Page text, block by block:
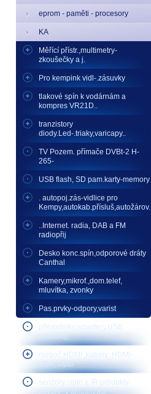
eprom - paměti - procesory
KA
Měřící přístr.,multimetry-
zkoušečky a j.
Pro kempink vidl-.zásuvky
tlakové spín k vodárnám a
kompres VR21D..
tranzistory
diody.Led-.triaky,varicapy..
TV Pozem. přímače DVBt-2 H-
265-
USB flash, SD pam.karty-memory
. autopoj.zás-vidlice pro
Kempy,autokab.přísluš,autožárov.
..Internet. radia, DAB a FM
radiopřij
Desko konc.spín,odporové dráty
Canthal
Kamery,mikrof.,dom.telef,
mluvítka, zvonky
Pas.prvky-odpory,varist
převodníky,adaptery,USB
produkty,
rozboč.HDMI ,kabely: HDMI-
VGA, Opto
senzory, opto a IR produkty-
závory- v aktualizaci